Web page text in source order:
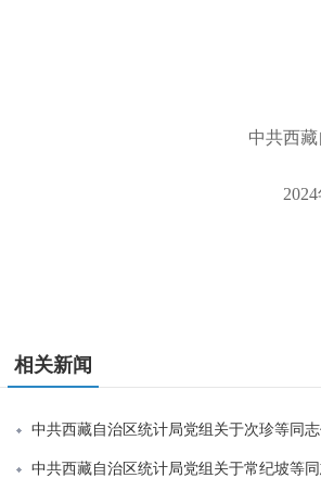
中共西
相关新闻
中共西藏自治区统计局党组关于次珍等同
中共西藏自治区统计局党组关于常纪坡等